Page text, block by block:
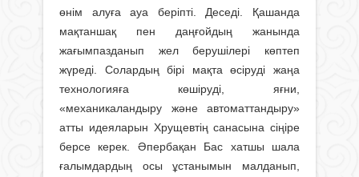
өнім алуға ауа беріпті. Деседі. Қашанда
мақтаншақ пен даңғойдың жанында
жағымпазданып жел берушілері көптеп
жүреді. Солардың бірі мақта өсіруді жаңа
технологияға көшіруді, яғни,
«механикаландыру және автоматтандыру»
атты идеяларын Хрущевтің санасына сіңіре
берсе керек. Әпербақан Бас хатшы шала
ғалымдардың осы ұстанымын малданып,